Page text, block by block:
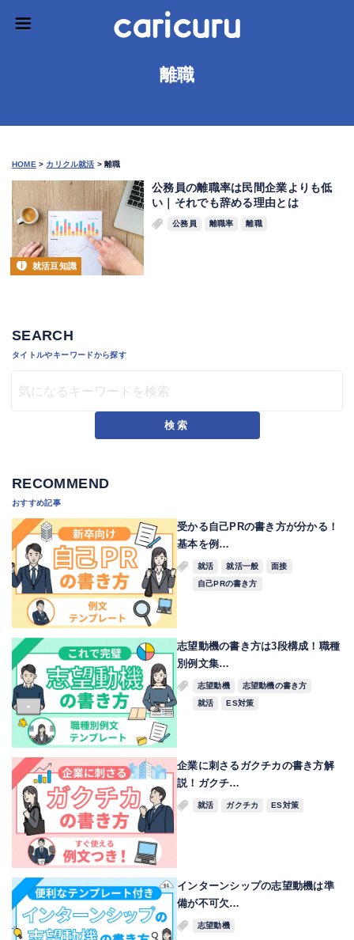
離職
HOME > カリクル就活 >離職
就活豆知識
公務員の離職率は民間企業よりも低
い｜それでも辞める理由とは
公務員 離職率 離職
SEARCH
タイトルやキーワードから探す
検索
RECOMMEND
おすすめ記事
受かる自己PRの書き方が分かる！
基本を例…
就活 就活一般
面接
自己PRの書き方
志望動機の書き方は3段構成！職種
別例文集…
志望動機
志望動機の書き方
就活
ES対策
企業に刺さるガクチカの書き方解
説！ガクチ…
就活 ガクチカ ES対策
インターンシップの志望動機は準
備が不可欠…
志望動機